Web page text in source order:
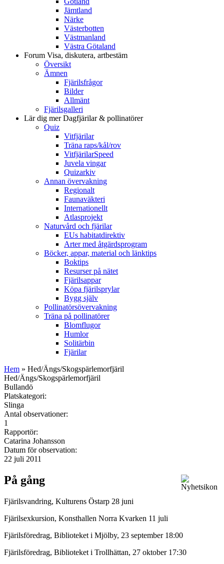
Jämtland
Närke
Västerbotten
Västmanland
Västra Götaland
Forum Visa, diskutera, artbestäm
Översikt
Ämnen
Fjärilsfrågor
Bilder
Allmänt
Fjärilsgalleri
Lär dig merDagfjärilar & pollinatörer
Quiz
Vitfjärilar
Träna raps/kål/rov
VitfjärilarSpeed
Juvela vingar
Quizarkiv
Annan övervakning
Regionalt
Faunaväkteri
Internationellt
Atlasprojekt
Naturvård och fjärilar
EUs habitatdirektiv
Arter med åtgärdsprogram
Böcker, appar, material och länktips
Boktips
Resurser på nätet
Fjärilsappar
Köpa fjärilsprylar
Bygg själv
Pollinatörsövervakning
Träna på pollinatörer
Blomflugor
Humlor
Solitärbin
Fjärilar
Hem » Hed/Ängs/Skogspärlemorfjäril
Hed/Ängs/Skogspärlemorfjäril
Bullandö
Platskategori:
Slinga
Antal observationer:
1
Rapportör:
Catarina Johansson
Datum för observation:
22 juli 2011
På gång
Fjärilsvandring, Kulturens Östarp 28 juni
Fjärilsexkursion, Konsthallen Norra Kvarken 11 juli
Fjärilsföredrag, Biblioteket i Mjölby, 23 september 18:00
Fjärilsföredrag, Biblioteket i Trollhättan, 27 oktober 17:30